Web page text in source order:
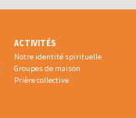
ACTIVITÉS
Notre identité spirituelle
Groupes de maison
Prière collective